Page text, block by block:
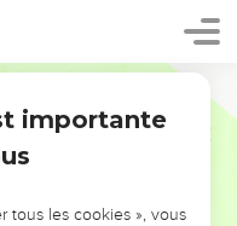
importante
tous les cookies », vous